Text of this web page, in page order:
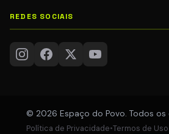
REDES SOCIAIS
© 2026 Espaço do Povo. Todos os
Política de Privacidade•Termos de Uso